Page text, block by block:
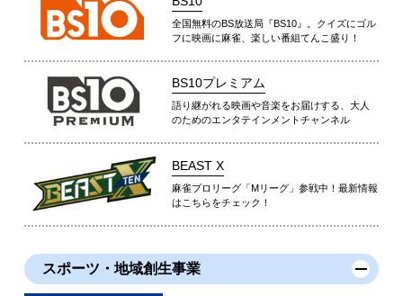
全国無料のBS放送局『BS10』。クイズにゴル
フに映画に麻雀、楽しい番組てんこ盛り！
BS10プレミアム
語り継がれる映画や音楽をお届けする、大人
のためのエンタテインメントチャンネル
BEAST X
麻雀プロリーグ「Mリーグ」参戦中！最新情報
はこちらをチェック！
スポーツ・地域創生事業